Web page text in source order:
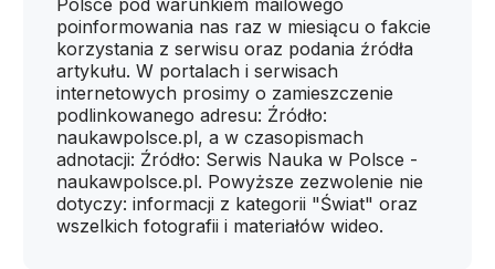
Polsce pod warunkiem mailowego
poinformowania nas raz w miesiącu o fakcie
korzystania z serwisu oraz podania źródła
artykułu. W portalach i serwisach
internetowych prosimy o zamieszczenie
podlinkowanego adresu: Źródło:
naukawpolsce.pl, a w czasopismach
adnotacji: Źródło: Serwis Nauka w Polsce -
naukawpolsce.pl. Powyższe zezwolenie nie
dotyczy: informacji z kategorii "Świat" oraz
wszelkich fotografii i materiałów wideo.